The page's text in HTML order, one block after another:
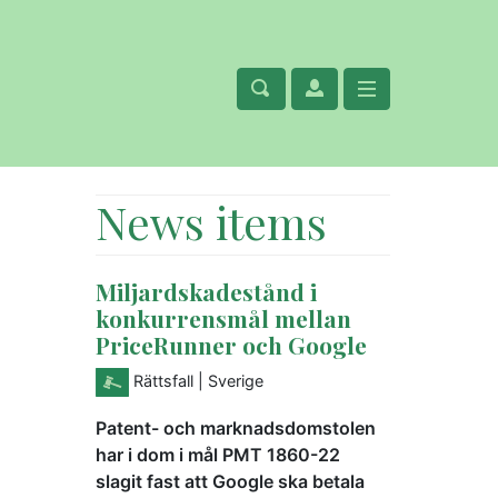
News items
Miljardskadestånd i
konkurrensmål mellan
PriceRunner och Google
Rättsfall | Sverige
Patent- och marknadsdomstolen
har i dom i mål PMT 1860-22
slagit fast att Google ska betala